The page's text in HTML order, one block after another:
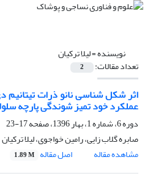
نویسنده =لیلا ترکیان
تعداد مقالات: 2
اثر شکل شناسی نانو ذرات تیتانیم
عملکرد خود تمیز شوندگی پارچه
دوره 6، شماره 1، بهار 1396، صفحه
17-23
صابره گلاب زایی، رامین خواجوی، لیلا ترکیان
مشاهده مقاله
اصل مقاله 1.89 M